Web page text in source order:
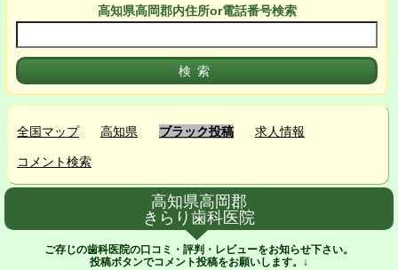
高知県高岡郡内住所or電話番号検索
全国マップ 高知県 ブラック投稿 求人情報
コメント検索
高知県高岡郡
きらり歯科医院
ご存じの歯科医院の口コミ・評判・レビューをお知らせ下さい。
投稿ボタンでコメント投稿をお願いします。↓